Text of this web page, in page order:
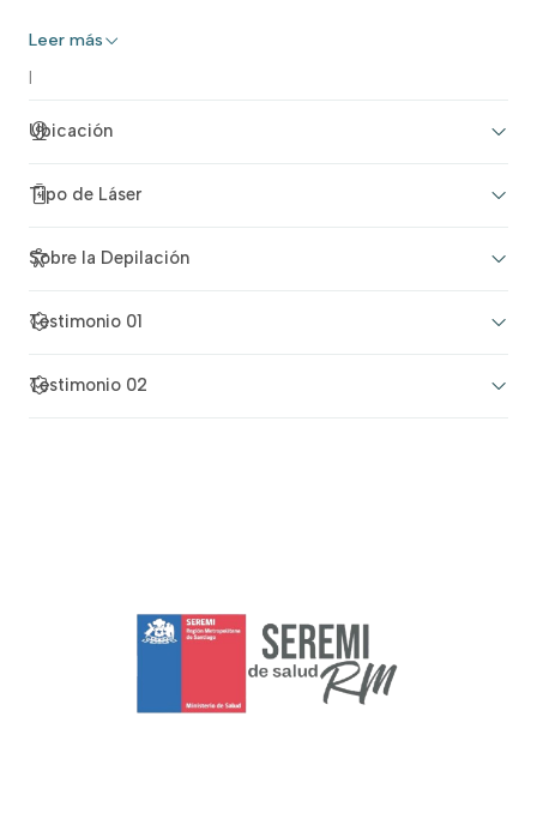
¡Incluye 6 sesiones!
Leer más
|
Ubicación
Tipo de Láser
Sobre la Depilación
Testimonio 01
Testimonio 02